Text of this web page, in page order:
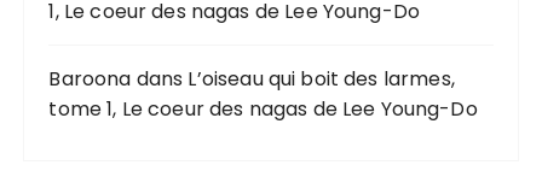
1, Le coeur des nagas de Lee Young-Do
Baroona dans L’oiseau qui boit des larmes,
tome 1, Le coeur des nagas de Lee Young-Do